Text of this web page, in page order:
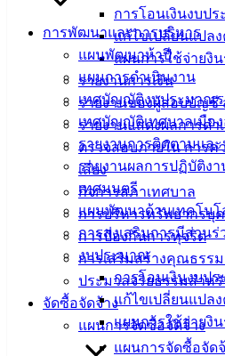
การโอนเงินงบป
แก้ไขเปลี่ยนแปล
แผนการใช้จ่ายงิน
รายงานการเงิน
รายงานของผู้สอบบัญชี
รายงานแสดงผลการด
ตรวจสอบภายใน การค
เสี่ยง
กิจการสภาเทศบาล
การบริหารทรัพยากรบุ
การป้องกันการทุจริต
การเสริมสร้างคุณธรร
ประมวลจริยธรรมสำห
จัดซื้อจัดจ้าง
แผนการจัดซื้อจัดจ้าง
แผนการจัดซื้อจัด
การพัฒนาและการบริหาร
แผนพัฒนาห้าปี
แผนการดำเนินงาน
เทศบัญญัติงบประมาณร
เทศบัญญัติเทศบาลเมือ
รายงานการติดตามแล
รายงานผลการปฏิบัติง
เทศมนตรี
แผนพัฒนาด้านเทคโนโ
การส่งเสริมการมีส่วน
งบประมาณ
การโอนเงินงบป
แก้ไขเปลี่ยนแปล
แผนการใช้จ่ายงิ
ปฏิบัติ
งาน
ข่าวสาร
น่ารู้
ศุนย์
ข้อมูล
ข่าวสาร
อิเล็กทรอนิกส์
องค์
ความรู้
(Knowledge
Management)
ติดต่อ